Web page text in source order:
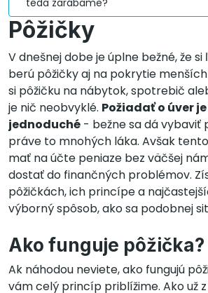
teda zarábame?
Pôžičky
V dnešnej dobe je úplne bežné, že
berú pôžičky aj na pokrytie
si pôžičku na nábytok, spotrebič
je nič neobvyklé. Požiadať o úver
jednoduché - bežne sa dá vybaviť
práve to mnohých láka. Avšak
mať na účte peniaze bez väčšej
dostať do finančných problémov.
pôžičkách, ich princípe a
výborný spôsob, ako sa podobnej
Ako funguje pôžička?
Ak náhodou neviete, ako fungujú
vám celý princíp priblížime. Ako už